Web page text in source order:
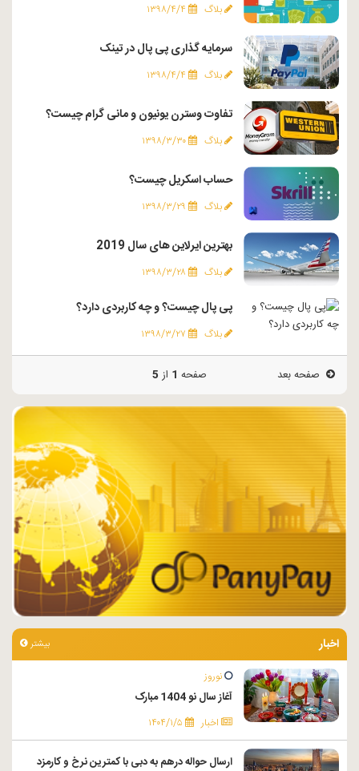
بلاگ ۱۳۹۸/۴/۴
سرمایه گذاری پی پال در تینک
بلاگ ۱۳۹۸/۴/۴
تفاوت وسترن یونیون و مانی گرام چیست؟
بلاگ ۱۳۹۸/۳/۳۰
حساب اسکریل چیست؟
بلاگ ۱۳۹۸/۳/۲۹
بهترین ایرلاین های سال 2019
بلاگ ۱۳۹۸/۳/۲۸
پی پال چیست؟ و چه کاربردی دارد؟
بلاگ ۱۳۹۸/۳/۲۷
صفحه بعد صفحه 1 از 5
اخبار بیشتر
نوروز
آغاز سال نو 1404 مبارک
اخبار ۱۴۰۴/۱/۵
ارسال حواله درهم به دبی با کمترین نرخ و کارمزد